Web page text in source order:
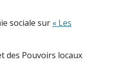
sociale sur « Les
des Pouvoirs locaux